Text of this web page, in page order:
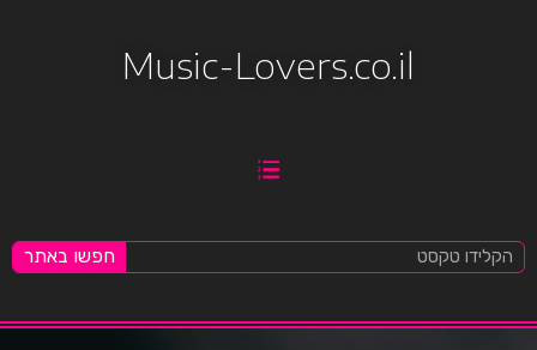
Music-Lovers.co.il
חפשו באתר